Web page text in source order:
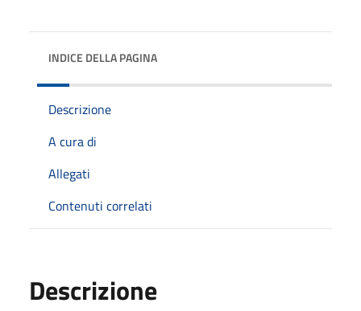
INDICE DELLA PAGINA
Descrizione
A cura di
Allegati
Contenuti correlati
Descrizione